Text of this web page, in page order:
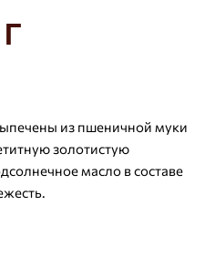
из пшеничной муки
золотистую
масло в составе